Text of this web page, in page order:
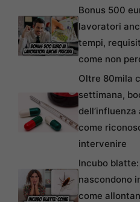
Bonus 500
lavoratori
tempi,
come non
Oltre 80mila
settimana,
come
intervenire
Incubo
nascondono
come